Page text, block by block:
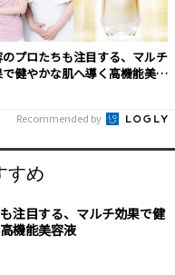
プロたちも注目する、マルチ
健やかな肌へ導く高機能美容
Recommended by
すめ
注目する、マルチ効果で健
機能美容液